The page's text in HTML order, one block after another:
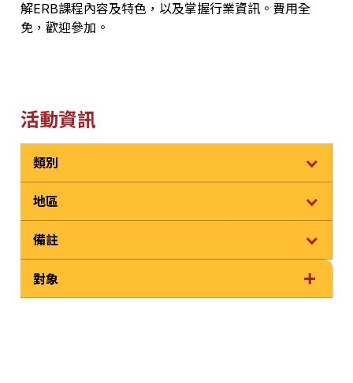
解ERB課程內容及特色，以及掌握行業資訊。費用全
免，歡迎參加。
活動資訊
類別
地區
備註
對象